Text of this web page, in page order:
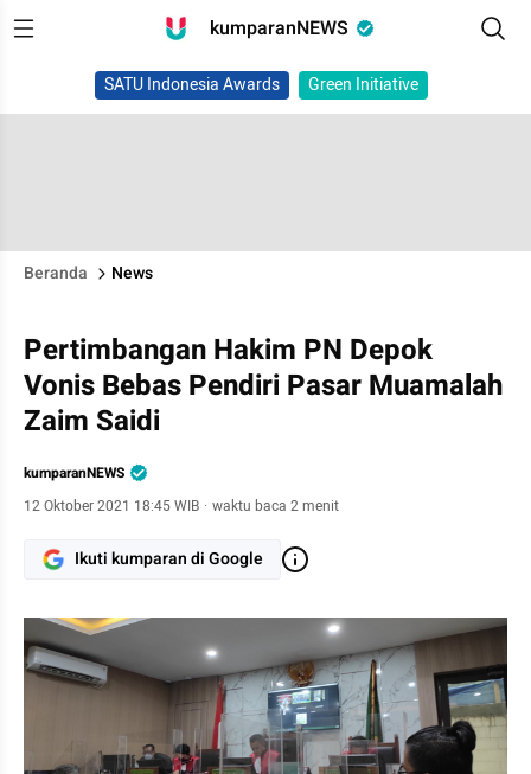
kumparanNEWS
SATU Indonesia Awards Green Initiative
Beranda News
Pertimbangan Hakim PN Depok
Vonis Bebas Pendiri Pasar Muamalah
Zaim Saidi
kumparanNEWS
12 Oktober 2021 18:45 WIB · waktu baca 2 menit
Ikuti kumparan di Google